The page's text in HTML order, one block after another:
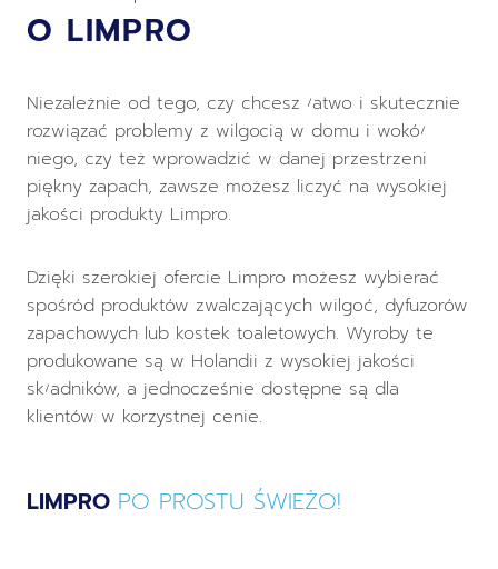
O LIMPRO
Niezależnie od tego, czy chcesz łatwo i skutecznie
rozwiązać problemy z wilgocią w domu i wokół
niego, czy też wprowadzić w danej przestrzeni
piękny zapach, zawsze możesz liczyć na wysokiej
jakości produkty Limpro.
Dzięki szerokiej ofercie Limpro możesz wybierać
spośród produktów zwalczających wilgoć, dyfuzorów
zapachowych lub kostek toaletowych. Wyroby te
produkowane są w Holandii z wysokiej jakości
składników, a jednocześnie dostępne są dla
klientów w korzystnej cenie.
LIMPRO PO PROSTU ŚWIEŻO!